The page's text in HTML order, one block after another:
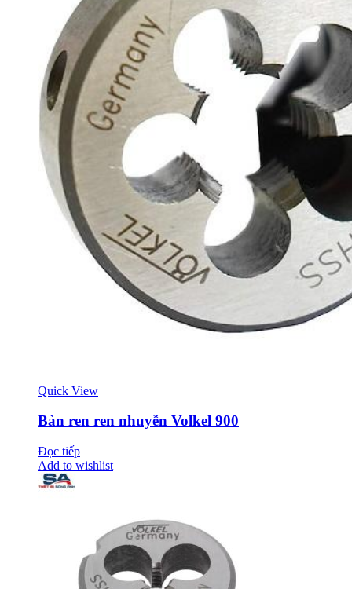
Quick View
Bàn ren ren nhuyễn Volkel 900
Đọc tiếp
Add to wishlist